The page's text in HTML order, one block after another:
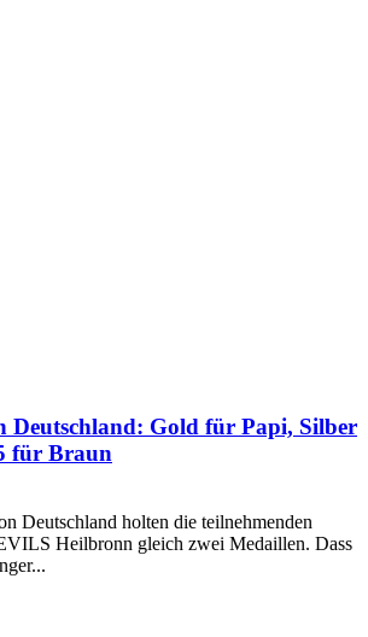
Deutschland: Gold für Papi, Silber
für Braun
Deutschland holten die teilnehmenden
Heilbronn gleich zwei Medaillen. Dass